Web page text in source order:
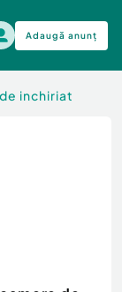
Adaugă anunț
inchiriat